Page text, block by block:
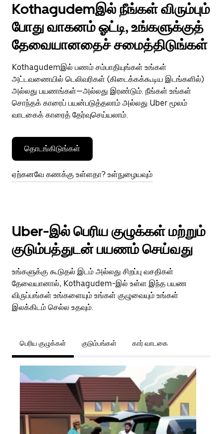
Kothagudemஇல் நீங்கள் விரும்பும்
போது வாகனம் ஓட்டி, உங்களுக்குத்
தேவையானதைச் சமைத்திடுங்கள்
Kothagudemஇல் பணம் சம்பாதியுங்கள் உங்கள்
அட்டவணையில் டெலிவரிகள் (கிடைக்கக்கூடிய இடங்களில்)
அல்லது பயணங்கள்—அல்லது இரண்டும். நீங்கள் உங்கள்
சொந்தக் காரைப் பயன்படுத்தலாம் அல்லது Uber மூலம்
வாடகைக் காரைத் தேர்வுசெய்யலாம்.
தொடங்கிடுங்கள்
ஏற்கனவே கணக்கு உள்ளதா? உள்நுழையவும்
Uber-இல் பெரிய குழுக்கள் மற்றும்
குடும்பத்துடன் பயணம் செய்வது
உங்களுக்கு கூடுதல் இடம் அல்லது சிறப்பு வசதிகள்
தேவையானால், Kothagudem-இல் உள்ள இந்த பயண
விருப்பங்கள் உங்களையும் உங்கள் குழுவையும் உங்கள்
இலக்கிடம் செல்ல உதவும்.
பெரிய குழுக்கள் குடும்பங்கள் கார் வாடகை